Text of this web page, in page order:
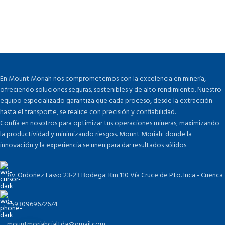
En Mount Moriah nos comprometemos con la excelencia en minería,
ofreciendo soluciones seguras, sostenibles y de alto rendimiento. Nuestro
equipo especializado garantiza que cada proceso, desde la extracción
hasta el transporte, se realice con precisión y confiabilidad.
Confía en nosotros para optimizar tus operaciones mineras, maximizando
la productividad y minimizando riesgos. Mount Moriah: donde la
innovación y la experiencia se unen para dar resultados sólidos.
Av. Ordoñez Lasso 23-23 Bodega: Km 110 Vía Cruce de Pto. Inca - Cuenca
+5930969672674